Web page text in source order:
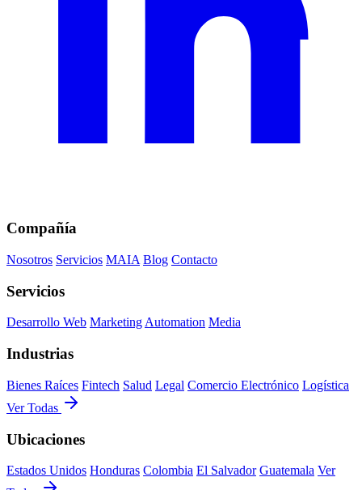
Compañía
Nosotros Servicios MAIA Blog Contacto
Servicios
Desarrollo Web MarketingAutomation Media
Industrias
Bienes Raíces Fintech Salud Legal Comercio Electrónico Logística
Ver Todas
Ubicaciones
Estados Unidos Honduras Colombia El Salvador Guatemala Ver